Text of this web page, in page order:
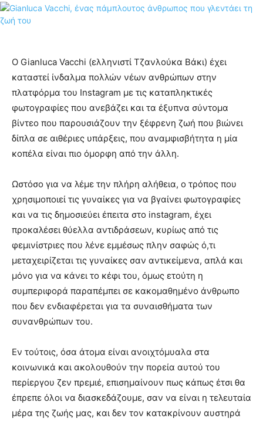
Ο Gianluca Vacchi (ελληνιστί Τζανλούκα Βάκι) έχει
καταστεί ίνδαλμα πολλών νέων ανθρώπων στην
πλατφόρμα του Instagram με τις καταπληκτικές
φωτογραφίες που ανεβάζει και τα έξυπνα σύντομα
βίντεο που παρουσιάζουν την ξέφρενη ζωή που βιώνει
δίπλα σε αιθέριες υπάρξεις, που αναμφισβήτητα η μία
κοπέλα είναι πιο όμορφη από την άλλη.
Ωστόσο για να λέμε την πλήρη αλήθεια, ο τρόπος που
χρησιμοποιεί τις γυναίκες για να βγαίνει φωτογραφίες
και να τις δημοσιεύει έπειτα στο instagram, έχει
προκαλέσει θύελλα αντιδράσεων, κυρίως από τις
φεμινίστριες που λένε εμμέσως πλην σαφώς ό,τι
μεταχειρίζεται τις γυναίκες σαν αντικείμενα, απλά και
μόνο για να κάνει το κέφι του, όμως ετούτη η
συμπεριφορά παραπέμπει σε κακομαθημένο άνθρωπο
που δεν ενδιαφέρεται για τα συναισθήματα των
συνανθρώπων του.
Εν τούτοις, όσα άτομα είναι ανοιχτόμυαλα στα
κοινωνικά και ακολουθούν την πορεία αυτού του
περίεργου ζεν πρεμιέ, επισημαίνουν πως κάπως έτσι θα
έπρεπε όλοι να διασκεδάζουμε, σαν να είναι η τελευταία
μέρα της ζωής μας, και δεν τον κατακρίνουν αυστηρά